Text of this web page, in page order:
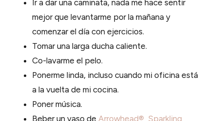
Ir a dar una caminata, nada me hace sentir
mejor que levantarme por la mañana y
comenzar el día con ejercicios.
Tomar una larga ducha caliente.
Co-lavarme el pelo.
Ponerme linda, incluso cuando mi oficina está
a la vuelta de mi cocina.
Poner música.
Beber un vaso de Arrowhead® Sparkling